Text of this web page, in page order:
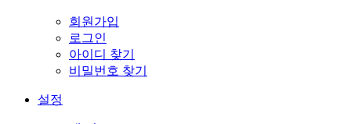
회원가입
로그인
아이디 찾기
비밀번호 찾기
설정